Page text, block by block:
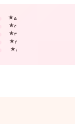
۵ ★
۴ ★
۳ ★
۲ ★
۱ ★